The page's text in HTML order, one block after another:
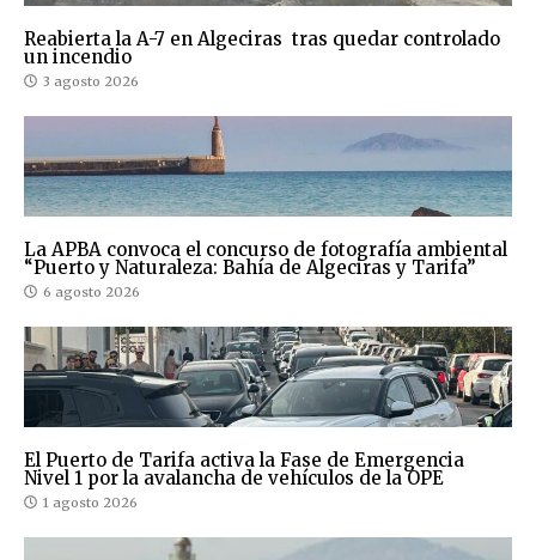
Reabierta la A-7 en Algeciras tras quedar controlado
un incendio
3 agosto 2026
La APBA convoca el concurso de fotografía ambiental
“Puerto y Naturaleza: Bahía de Algeciras y Tarifa”
6 agosto 2026
El Puerto de Tarifa activa la Fase de Emergencia
Nivel 1 por la avalancha de vehículos de la OPE
1 agosto 2026